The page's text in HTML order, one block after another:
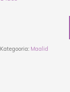
Kategooria: Maalid